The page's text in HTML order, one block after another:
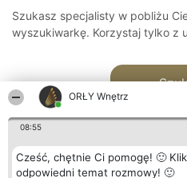
ORŁY Wnętrz
08:55
Cześć, chętnie Ci pomogę! 🙂
odpowiedni temat rozmowy! 🙂
Szukasz specjalisty w pobliżu
wyszukiwarkę. Korzystaj tylko z